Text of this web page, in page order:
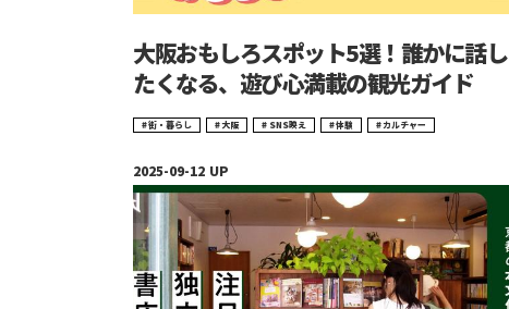
大阪おもしろスポット5選！誰かに話し
たくなる、遊び心満載の観光ガイド
街・暮らし 大阪 SNS映え 体験 カルチャー